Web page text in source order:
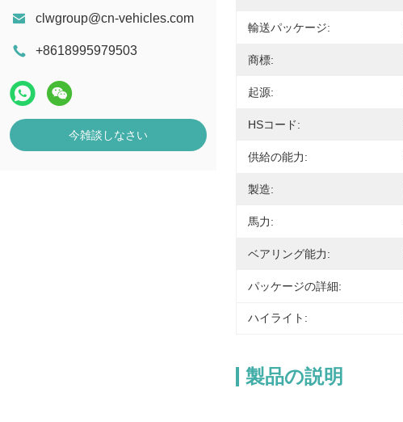
clwgroup@cn-vehicles.com
+8618995979503
今雑談しなさい
輸送パッケージ:
商標:
起源:
HSコード:
供給の能力:
製造:
馬力:
ベアリング能力:
パッケージの詳細:
ハイライト:
製品の説明